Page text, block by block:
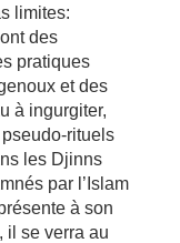
limites:
des
pratiques
et des
à ingurgiter,
rituels
les Djinns
par l’Islam
à son
il se verra au